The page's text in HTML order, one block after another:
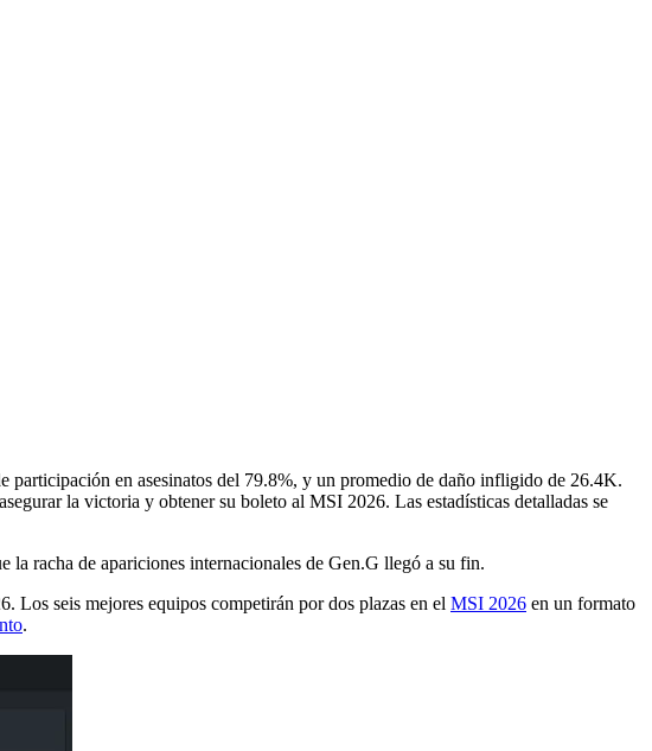
en asesinatos del 79.8%, y un promedio de daño infligido de 26.4K.
la victoria y obtener su boleto al MSI 2026. Las estadísticas detalladas se
la racha de apariciones internacionales de Gen.G llegó a su fin.
seis mejores equipos competirán por dos plazas en el MSI 2026 en un formato
.